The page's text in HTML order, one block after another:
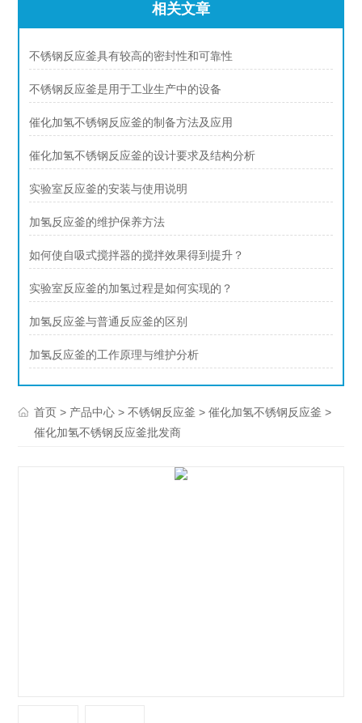
相关文章
不锈钢反应釜具有较高的密封性和可靠性
不锈钢反应釜是用于工业生产中的设备
催化加氢不锈钢反应釜的制备方法及应用
催化加氢不锈钢反应釜的设计要求及结构分析
实验室反应釜的安装与使用说明
加氢反应釜的维护保养方法
如何使自吸式搅拌器的搅拌效果得到提升？
实验室反应釜的加氢过程是如何实现的？
加氢反应釜与普通反应釜的区别
加氢反应釜的工作原理与维护分析
首页 > 产品中心 >不锈钢反应釜 >催化加氢不锈钢反应釜 >
催化加氢不锈钢反应釜批发商